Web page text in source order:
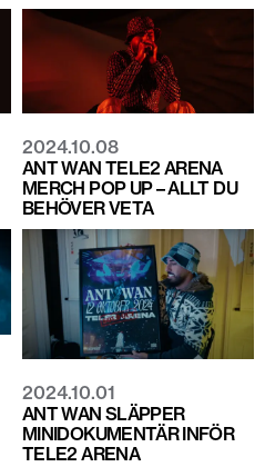
2024.10.08
ANT WAN TELE2 ARENA
MERCH POP UP – ALLT DU
BEHÖVER VETA
2024.10.01
ANT WAN SLÄPPER
MINIDOKUMENTÄR INFÖR
TELE2 ARENA